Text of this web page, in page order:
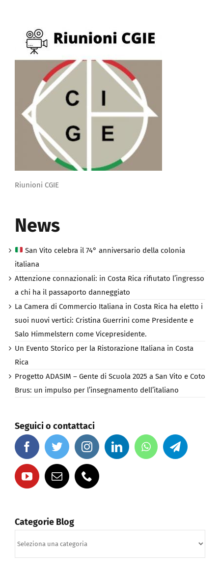
San Vito celebra il 74° anniversario della colonia
italiana
Attenzione connazionali: in Costa Rica rifiutato l’ingresso
a chi ha il passaporto danneggiato
La Camera di Commercio Italiana in Costa Rica ha eletto i
suoi nuovi vertici: Cristina Guerrini come Presidente e
Salo Himmelstern come Vicepresidente.
Un Evento Storico per la Ristorazione Italiana in Costa
Rica
Progetto ADASIM – Gente di Scuola 2025 a San Vito e Coto
Seguici o contattaci